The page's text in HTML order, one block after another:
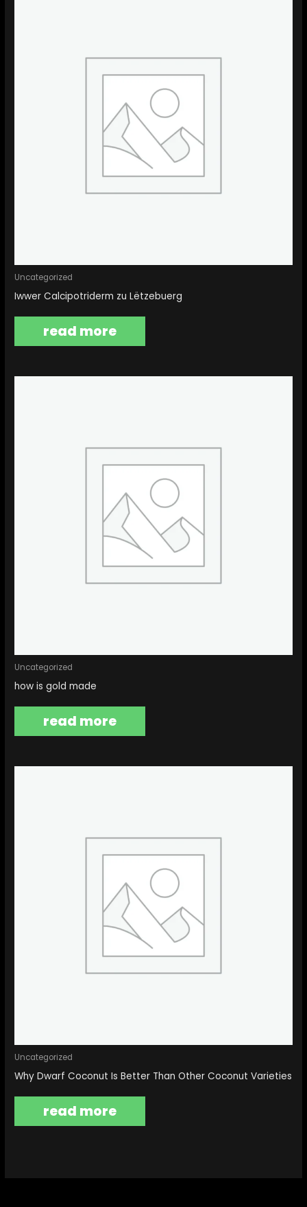
Uncategorized
Iwwer Calcipotriderm zu Lëtzebuerg
read more
Uncategorized
how is gold made
read more
Uncategorized
Why Dwarf Coconut Is Better Than Other Coconut Varieties
read more